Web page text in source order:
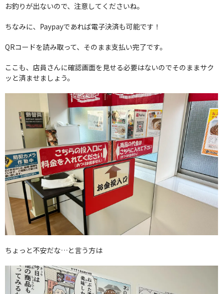
お釣りが出ないので、注意してくださいね。
ちなみに、Paypayであれば電子決済も可能です！
QRコードを読み取って、そのまま支払い完了です。
ここも、店員さんに確認画面を見せる必要はないのでそのままサク
ッと済ませましょう。
ちょっと不安だな…と言う方は